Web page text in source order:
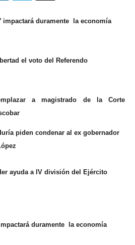
impactará duramente
la economía
el voto del Referendo
a magistrado de la Corte
piden condenar al ex gobernador
ayuda a IV división del Ejército
duramente
la economía